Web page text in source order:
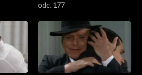
odc. 177